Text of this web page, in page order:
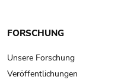
FORSCHUNG
Unsere Forschung
Veröffentlichungen